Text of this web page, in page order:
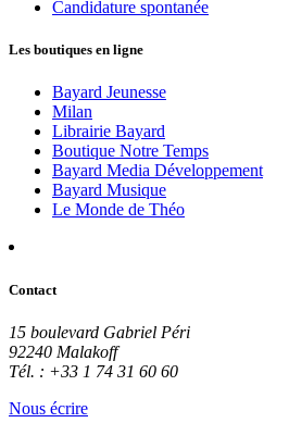
Candidature spontanée
Les boutiques en ligne
Bayard Jeunesse
Milan
Librairie Bayard
Boutique Notre Temps
Bayard Media Développement
Bayard Musique
Le Monde de Théo
Contact
15 boulevard Gabriel Péri
92240 Malakoff
Tél. : +33 1 74 31 60 60
Nous écrire